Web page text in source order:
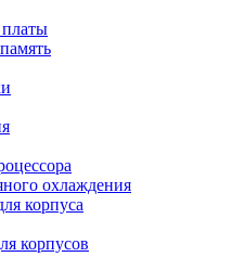
охлаждения
корпуса
корпусов